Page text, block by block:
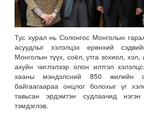
Тус хурал нь Солонгос Монголын
асуудлыг хэлэлцэх ерөнхий
Монголын түүх, соёл, утга зохиол,
ахуйн чиглэлээр олон илтгэл
хааны мэндэлсний 850 жилийн
байгаагаараа онцлог болохыг үг
тавьсан эрдэмтэн судлаачид
тэмдэглэв.